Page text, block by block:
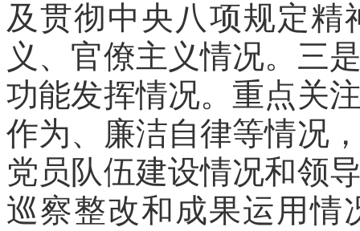
及贯彻中央八项规定精
义、官僚主义情况。三
功能发挥情况。重点关
作为、廉洁自律等情况
党员队伍建设情况和领
巡察整改和成果运用情